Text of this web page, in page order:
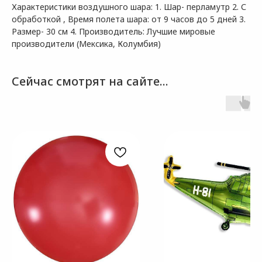
Характеристики воздушного шара: 1. Шар- перламутр 2. С
обработкой , Время полета шара: от 9 часов до 5 дней 3.
Размер- 30 см 4. Производитель: Лучшие мировые
производители (Мексика, Колумбия)
Сейчас смотрят на сайте...